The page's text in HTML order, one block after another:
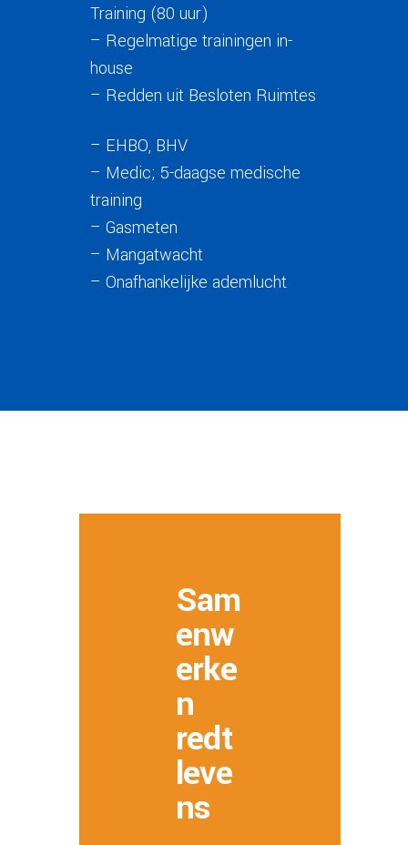
Training (80 uur)
– Regelmatige trainingen in-
house
– Redden uit Besloten Ruimtes
– EHBO, BHV
– Medic; 5-daagse medische
training
– Gasmeten
– Mangatwacht
– Onafhankelijke ademlucht
Sam
enw
erke
n
redt
leve
ns